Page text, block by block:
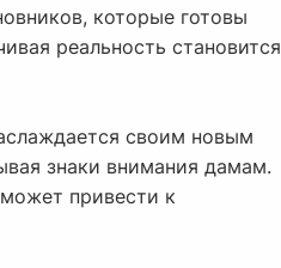
которые готовы
реальность становится
своим новым
знаки внимания дамам.
привести к